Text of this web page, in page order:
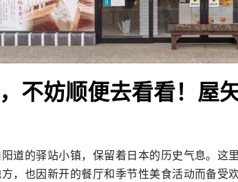
不妨顺便去看看！屋
道的驿站小镇，保留着日本的历史气息。这
方，也因新开的餐厅和季节性美食活动而备受